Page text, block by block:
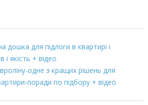
дошка для підлоги в квартирі і
і якість + відео
одне з кращих рішень для
поради по підбору + відео